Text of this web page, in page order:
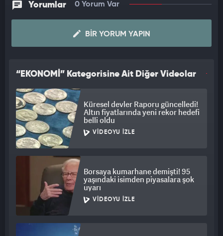
Yorumlar 0 Yorum Var
BIR YORUM YAPIN
“EKONOMİ” Kategorisine Ait Diğer Videolar
Küresel devler Raporu güncelledi!
Altın fiyatlarında yeni rekor hedefi
belli oldu
VIDEOYU İZLE
Borsaya kumarhane demişti! 95
yaşındaki isimden piyasalara şok
uyarı
VIDEOYU İZLE